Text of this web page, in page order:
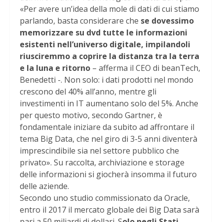
«Per avere un’idea della mole di dati di cui stiamo
parlando, basta considerare che se dovessimo
memorizzare su dvd tutte le informazioni
esistenti nell’universo digitale, impilandoli
riusciremmo a coprire la distanza tra la terra
e la luna e ritorno – afferma il CEO di beanTech,
Benedetti -. Non solo: i dati prodotti nel mondo
crescono del 40% all’anno, mentre gli
investimenti in IT aumentano solo del 5%. Anche
per questo motivo, secondo Gartner, è
fondamentale iniziare da subito ad affrontare il
tema Big Data, che nel giro di 3-5 anni diventerà
imprescindibile sia nel settore pubblico che
privato». Su raccolta, archiviazione e storage
delle informazioni si giocherà insomma il futuro
delle aziende.
Secondo uno studio commissionato da Oracle,
entro il 2017 il mercato globale dei Big Data sarà